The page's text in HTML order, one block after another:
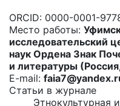
ORCID: 0000-0001-
Место работы:
исследовательский
наук Ордена Знак
и литературы
E-mail:
Статьи в журнале
Этнокультурная